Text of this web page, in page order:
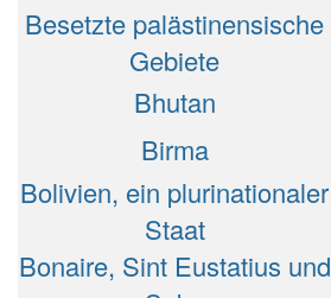
Besetzte palästinensische
Gebiete
Bhutan
Birma
Bolivien, ein plurinationaler
Staat
Bonaire, Sint Eustatius und